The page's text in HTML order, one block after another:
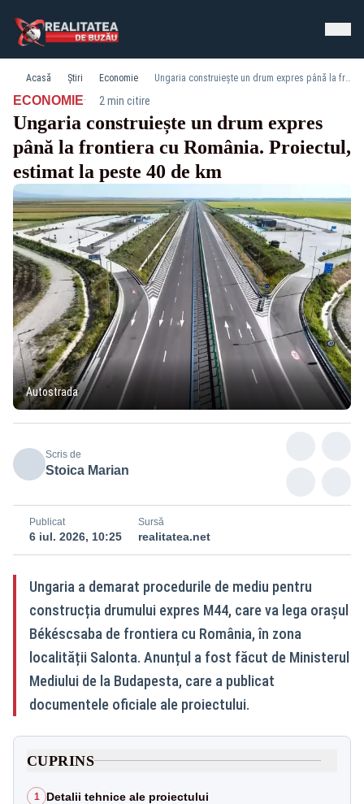
Acasă Știri Economie Ungaria construiește un drum expres până la frontiera cu România. Proiectul, estimat la peste 40 de km
ECONOMIE· 2 min citire
Ungaria construiește un drum expres
până la frontiera cu România. Proiectul,
estimat la peste 40 de km
Autostrada
Scris de
Stoica Marian
Publicat
6 iul. 2026, 10:25
Sursă
realitatea.net
Ungaria a demarat procedurile de mediu pentru
construcția drumului expres M44, care va lega orașul
Békéscsaba de frontiera cu România, în zona
localității Salonta. Anunțul a fost făcut de Ministerul
Mediului de la Budapesta, care a publicat
documentele oficiale ale proiectului.
CUPRINS
1 Detalii tehnice ale proiectului